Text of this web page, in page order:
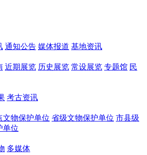
通知公告 媒体报道 基地资讯
近期展览 历史展览 常设展览 专题馆 民
考古资讯
文物保护单位 省级文物保护单位 市县级
单位
多媒体